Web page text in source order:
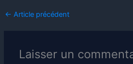
← Article précédent
Laisser un